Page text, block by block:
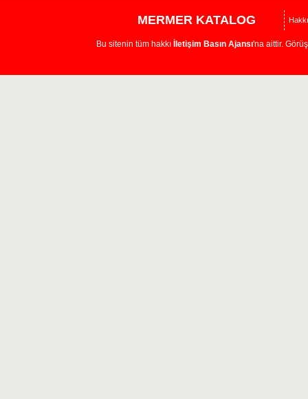
MERMER KATALOG
Bu sitenin tüm hakkı İletişim Basın Ajansı'na aittir.